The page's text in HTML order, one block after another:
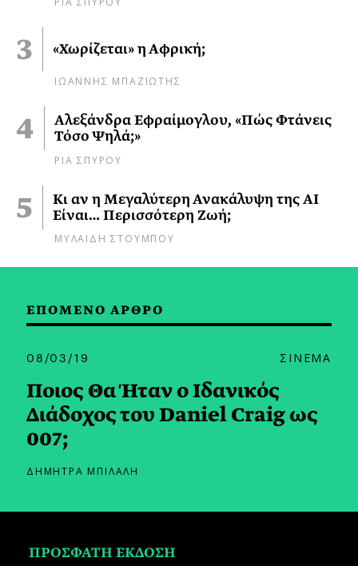
«Χωρίζεται» η Αφρική;
ΙΩΑΝΝΗΣ ΜΠΑΖΙΩΤΗΣ
Αλεξάνδρα Εφραίμογλου, «Πώς Φτάνεις
Τόσο Ψηλά;»
ΡΙΑ ΣΠΥΡΟΥ
Κι αν η Μεγαλύτερη Ανακάλυψη της AI
Είναι… Περισσότερη Ζωή;
ΜΥΛΑΙΔΗ ΣΤΟΥΜΠΟΥ
ΕΠΟΜΕΝΟ ΑΡΘΡΟ
08/03/19 ΣΙΝΕΜΑ
Ποιος Θα Ήταν ο Ιδανικός
Διάδοχος του Daniel Craig ως
007;
ΔΗΜΗΤΡΑ ΜΠΙΛΑΛΗ
ΠΡΟΣΦΑΤΗ ΕΚΔΟΣΗ